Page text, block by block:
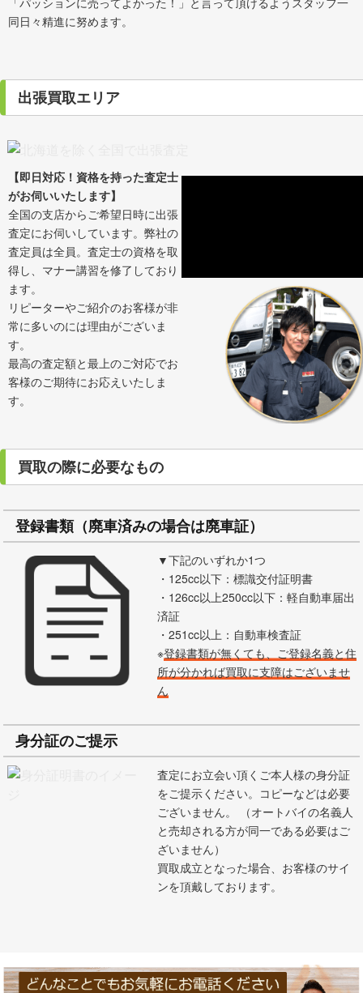
同日々精進に努めます。
出張買取エリア
【即日対応！資格を持った査定士
がお伺いいたします】
全国の支店からご希望日時に出張
査定にお伺いしています。弊社の
査定員は全員。査定士の資格を取
得し、マナー講習を修了しており
ます。
リピーターやご紹介のお客様が非
常に多いのには理由がございま
す。
最高の査定額と最上のご対応でお
客様のご期待にお応えいたしま
す。
買取の際に必要なもの
登録書類（廃車済みの場合は廃車証）
▼下記のいずれか1つ
・125cc以下：標識交付証明書
・126cc以上250cc以下：軽自動車届出
済証
・251cc以上：自動車検査証
※登録書類が無くても、ご登録名義と住
所が分かれば買取に支障はございませ
ん
身分証のご提示
査定にお立会い頂くご本人様の身分証
をご提示ください。コピーなどは必要
ございません。 （オートバイの名義人
と売却される方が同一である必要はご
ざいません）
買取成立となった場合、お客様のサイ
ンを頂戴しております。